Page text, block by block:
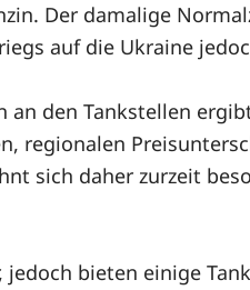
Der damalige
auf die Ukraine
an den Tankstellen
regionalen
sich daher zurzeit
bieten einige